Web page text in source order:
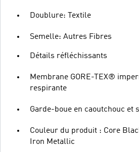
Doublure: Textile
Semelle: Autres Fibres
Détails réfléchissants
Membrane GORE-TEX®
respirante
Garde-boue en caoutchouc et
Couleur du produit : Core
Iron Metallic